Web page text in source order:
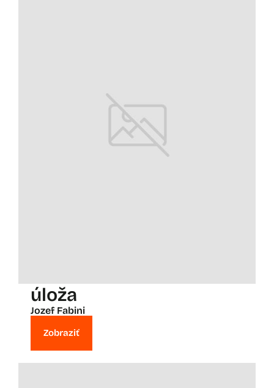
úloža
Jozef Fabini
Zobraziť